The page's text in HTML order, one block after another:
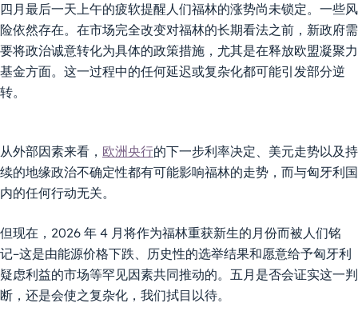
四月最后一天上午的疲软提醒人们福林的涨势尚未锁定。一些风
险依然存在。在市场完全改变对福林的长期看法之前，新政府需
要将政治诚意转化为具体的政策措施，尤其是在释放欧盟凝聚力
基金方面。这一过程中的任何延迟或复杂化都可能引发部分逆
转。
从外部因素来看， 欧洲央行的下一步利率决定、美元走势以及持
续的地缘政治不确定性都有可能影响福林的走势，而与匈牙利国
内的任何行动无关。
但现在，2026 年 4 月将作为福林重获新生的月份而被人们铭
记–这是由能源价格下跌、历史性的选举结果和愿意给予匈牙利
疑虑利益的市场等罕见因素共同推动的。五月是否会证实这一判
断，还是会使之复杂化，我们拭目以待。